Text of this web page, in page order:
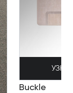
Buckle